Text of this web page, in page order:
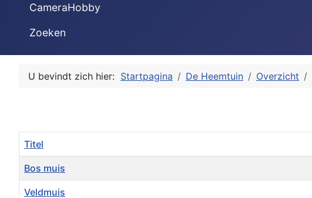
CameraHobby
Zoeken
U bevindt zich hier: Startpagina De Heemtuin Overzicht
Titel
Bos muis
Veldmuis